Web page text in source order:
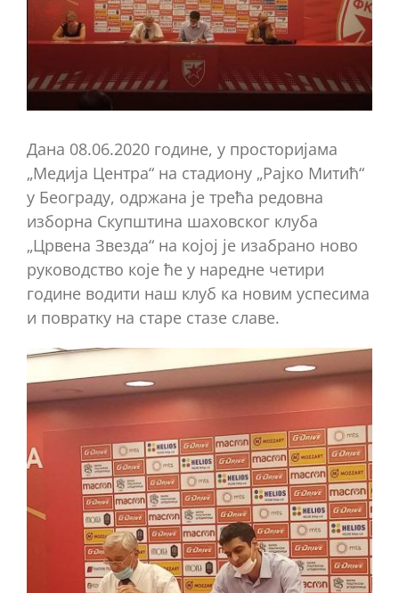
Имаге
Дана 08.06.2020 године, у просторијама
„Медија Центра“ на стадиону „Рајко Митић“
у Београду, одржана је трећа редовна
изборна Скупштина шаховског клуба
„Црвена Звезда“ на којој је изабрано ново
руководство које ће у наредне четири
године водити наш клуб ка новим успесима
и повратку на старе стазе славе.